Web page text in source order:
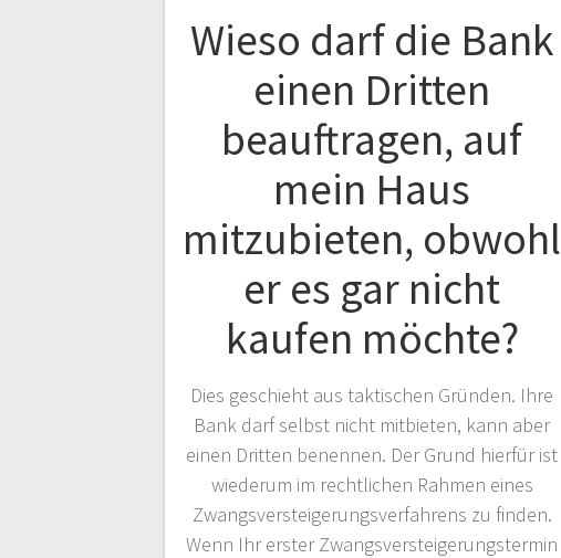
Wieso darf die Bank
einen Dritten
beauftragen, auf
mein Haus
mitzubieten, obwohl
er es gar nicht
kaufen möchte?
Dies geschieht aus taktischen Gründen. Ihre
Bank darf selbst nicht mitbieten, kann aber
einen Dritten benennen. Der Grund hierfür ist
wiederum im rechtlichen Rahmen eines
Zwangsversteigerungsverfahrens zu finden.
Wenn Ihr erster Zwangsversteigerungstermin